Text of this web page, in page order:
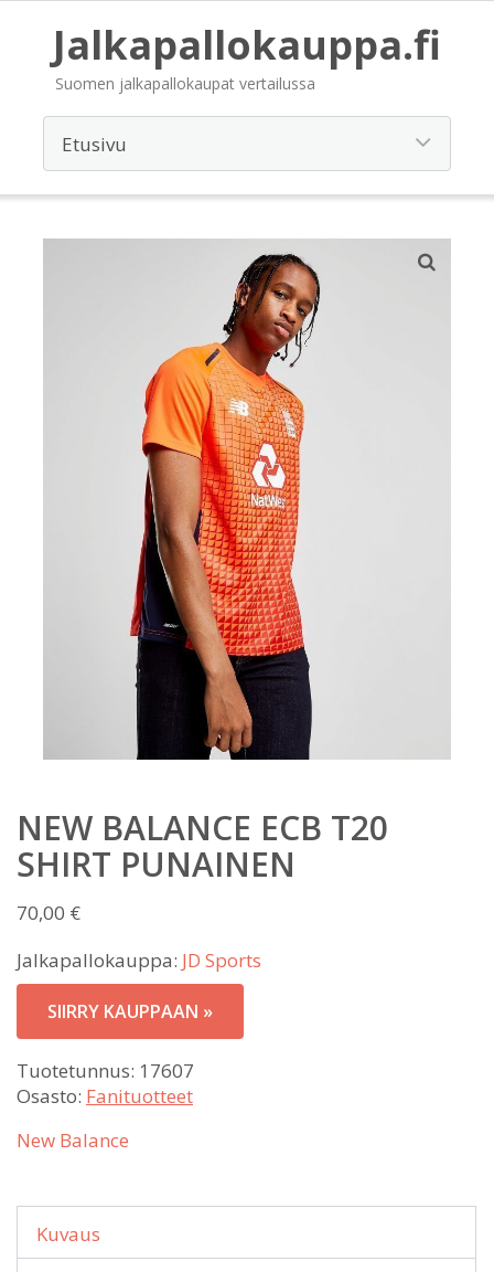
Jalkapallokauppa.fi
Suomen jalkapallokaupat vertailussa
NEW BALANCE ECB T20
SHIRT PUNAINEN
70,00 €
Jalkapallokauppa: JD Sports
SIIRRY KAUPPAAN »
Tuotetunnus: 17607
Osasto: Fanituotteet
New Balance
Kuvaus